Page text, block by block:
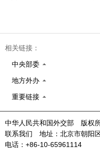
相关链接：
中央部委
地方外办
重要链接
中华人民共和国外交部 版权
联系我们 地址：北京市朝阳
电话：+86-10-65961114